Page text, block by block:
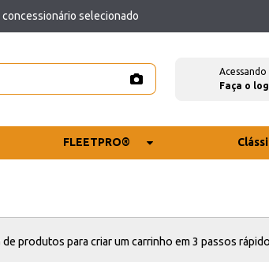
concessionário selecionado
Faça o
FLEETPRO®
de produtos para criar um carrinho em 3 passos